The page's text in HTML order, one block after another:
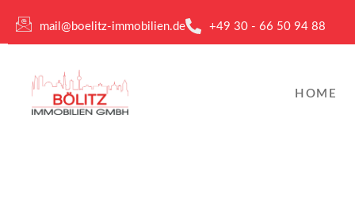
mail@boelitz-immobilien.de +49 30 - 66 50 94 88
HOME